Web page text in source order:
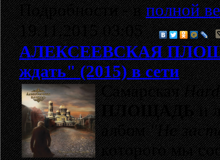
Подробности - вполной
19.11.2015 03:05
АЛЕКСЕЕВСКАЯ
ждать" (2015) в сети
Самарская
ПЛОЩАДЬи
албом"Не
которого мы